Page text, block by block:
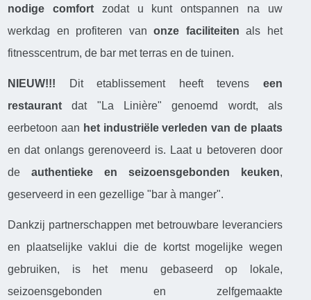
nodige comfort zodat u kunt ontspannen na uw
werkdag en profiteren vanonze faciliteiten als het
fitnesscentrum, de bar met terras en de tuinen.
NIEUW!!! Dit etablissement heeft tevens een
restaurantdat "La Linière" genoemd wordt, als
eerbetoon aan het industriële verleden van de plaats
en dat onlangs gerenoveerd is. Laat u betoveren door
deauthentieke en seizoensgebonden keuken,
geserveerd in een gezellige "bar à manger".
Dankzij partnerschappen met betrouwbare leveranciers
en plaatselijke vaklui die de kortst mogelijke wegen
gebruiken, is het menu gebaseerd op lokale,
seizoensgebonden en zelfgemaakte